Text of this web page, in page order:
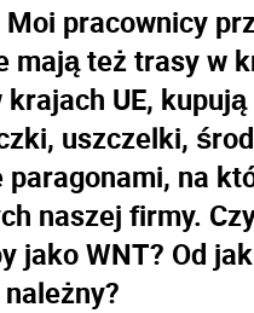
pracownicy
mają też trasy w
UE,
uszczelki,
na
naszej firmy.
jako WNT? Od